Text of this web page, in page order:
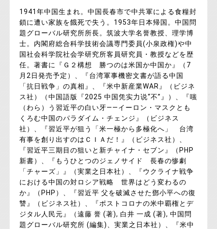
1941年中国生まれ。中国長春市で中共軍による食糧封
鎖に遭い家族を餓死で失う。1953年日本帰国。中国問
題グローバル研究所所長。筑波大学名誉教授、理学博
士。内閣府総合科学技術会議専門委員(小泉政権)や中
国社会科学院社会学研究所客員研究員・教授などを歴
任。著書に『Ｇ２構想 勝つのは米国か中国か』（7
月2日発売予定）、『台湾軍事機密文書が語る中国
「抗日戦争」の真相』、『米中新産業WAR』（ビジネ
ス社）（中国語版『2025 中国凭实力说“不”』）、『嗤
（わら）う習近平の白い牙――イーロン・マスクとも
くろむ中国のパラダイム・チェンジ』（ビジネス
社）、『習近平が狙う「米一極から多極化へ」 台湾
有事を創り出すのはＣＩＡだ！』（ビジネス社）、
『習近平三期目の狙いと新チャイナ・セブン』（PHP
新書）、『もうひとつのジェノサイド 長春の惨劇
「チャーズ」』（実業之日本社）、『ウクライナ戦争
における中国の対ロシア戦略 世界はどう変わるの
か』（PHP）、『習近平 父を破滅させた鄧小平への復
讐』（ビジネス社）、『ポストコロナの米中覇権とデ
ジタル人民元』（遠藤 誉 (著), 白井 一成 (著), 中国問
題グローバル研究所 (編集)、実業之日本社）、『米中